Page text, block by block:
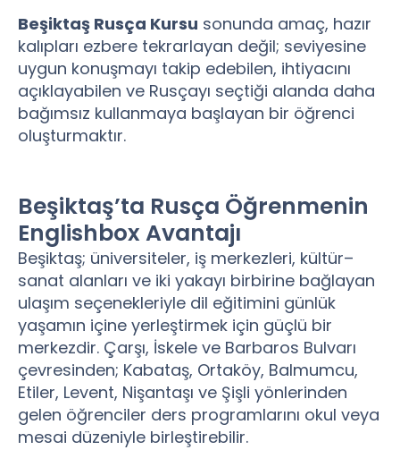
Beşiktaş Rusça Kursu sonunda amaç, hazır
kalıpları ezbere tekrarlayan değil; seviyesine
uygun konuşmayı takip edebilen, ihtiyacını
açıklayabilen ve Rusçayı seçtiği alanda daha
bağımsız kullanmaya başlayan bir öğrenci
oluşturmaktır.
Beşiktaş’ta Rusça Öğrenmenin
Englishbox Avantajı
Beşiktaş; üniversiteler, iş merkezleri, kültür–
sanat alanları ve iki yakayı birbirine bağlayan
ulaşım seçenekleriyle dil eğitimini günlük
yaşamın içine yerleştirmek için güçlü bir
merkezdir. Çarşı, İskele ve Barbaros Bulvarı
çevresinden; Kabataş, Ortaköy, Balmumcu,
Etiler, Levent, Nişantaşı ve Şişli yönlerinden
gelen öğrenciler ders programlarını okul veya
mesai düzeniyle birleştirebilir.